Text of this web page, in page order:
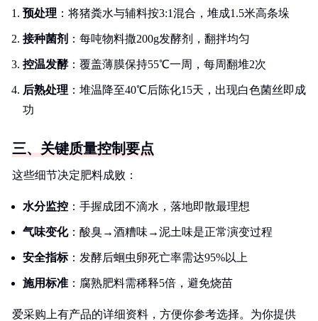
预处理 ：将猪粪水与辅料按3:1混合，堆成1.5米高条垛
接种菌剂 ：每吨物料撒200g发酵剂，翻拌均匀
控温发酵：覆盖薄膜保持55℃一周，每周翻堆2次
后熟处理 ：堆温降至40℃后陈化15天，出现白色菌丝即成
功
三、关键质量控制要点
这些细节决定肥料成败：
水分监控 ：手握成团不滴水，落地即散最理想
气味变化：酸臭→酒糟味→泥土味是正常演变过程
安全指标：发酵后蛔虫卵死亡率需达95%以上
施用标准 ：腐熟肥料需稀释5倍，避免烧苗
爱采购上有产品的详细资料，方便你参考选择。为你提供